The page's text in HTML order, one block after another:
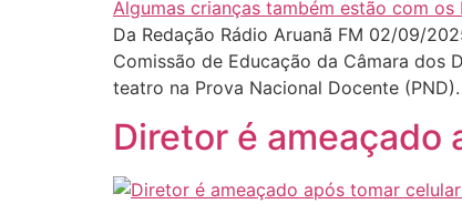
Da Redação Rádio Aruanã FM 02/09/
Comissão de Educação da Câmara dos
teatro na Prova Nacional Docente
Diretor é ameaçado